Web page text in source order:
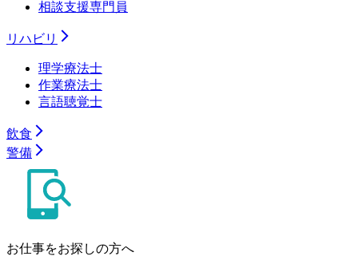
相談支援専門員
リハビリ
理学療法士
作業療法士
言語聴覚士
飲食
警備
お仕事をお探しの方へ